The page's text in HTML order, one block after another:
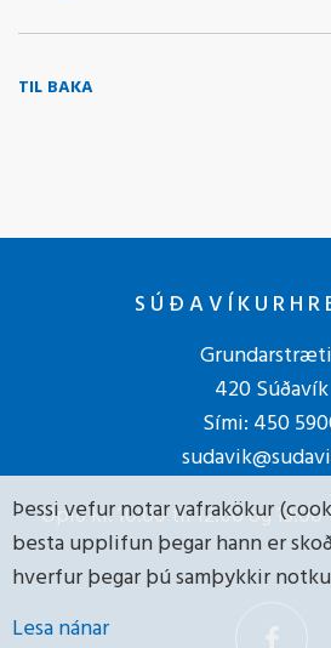
TIL BAKA
420 Súðavík
Sími: 450
Opið kl. 10:00 til 12:00 og
Þessi vefur notar vafrakökur
besta upplifun þegar hann er
hverfur þegar þú samþykkir
Lesa nánar